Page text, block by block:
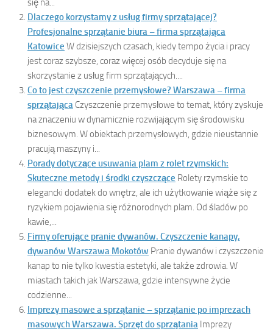
się na...
Dlaczego korzystamy z usług firmy sprzątającej?
Profesjonalne sprzątanie biura – firma sprzątająca
Katowice W dzisiejszych czasach, kiedy tempo życia i pracy
jest coraz szybsze, coraz więcej osób decyduje się na
skorzystanie z usług firm sprzątających....
Co to jest czyszczenie przemysłowe? Warszawa – firma
sprzątająca Czyszczenie przemysłowe to temat, który zyskuje
na znaczeniu w dynamicznie rozwijającym się środowisku
biznesowym. W obiektach przemysłowych, gdzie nieustannie
pracują maszyny i...
Porady dotyczące usuwania plam z rolet rzymskich:
Skuteczne metody i środki czyszczące Rolety rzymskie to
elegancki dodatek do wnętrz, ale ich użytkowanie wiąże się z
ryzykiem pojawienia się różnorodnych plam. Od śladów po
kawie,...
Firmy oferujące pranie dywanów. Czyszczenie kanapy,
dywanów Warszawa Mokotów Pranie dywanów i czyszczenie
kanap to nie tylko kwestia estetyki, ale także zdrowia. W
miastach takich jak Warszawa, gdzie intensywne życie
codzienne...
Imprezy masowe a sprzątanie – sprzątanie po imprezach
masowych Warszawa. Sprzęt do sprzątania Imprezy